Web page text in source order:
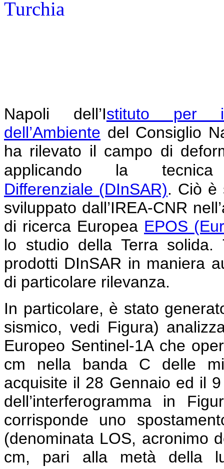
Napoli dell’Istituto per il
dell’Ambiente del Consiglio
ha rilevato il campo di
applicando la
Differenziale (DInSAR). Ciò è
sviluppato dall’IREA-CNR
di ricerca Europea EPOS
lo studio della Terra solida.
prodotti DInSAR in maniera
di particolare rilevanza.
In particolare, è stato
sismico, vedi Figura)
Europeo Sentinel-1A che
cm nella banda C delle
acquisite il 28 Gennaio ed il
dell’interferogramma in
corrisponde uno
(denominata LOS, acronimo
cm, pari alla metà della